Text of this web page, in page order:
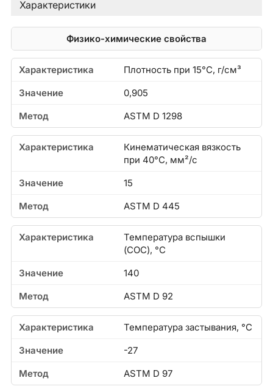
Характеристики
Физико-химические свойства
Плотность при 15°C, г/см³
0,905
ASTM D 1298
Кинематическая вязкость
при 40°C, мм²/с
15
ASTM D 445
Температура вспышки
(COC), °C
140
ASTM D 92
Температура застывания, °C
-27
ASTM D 97